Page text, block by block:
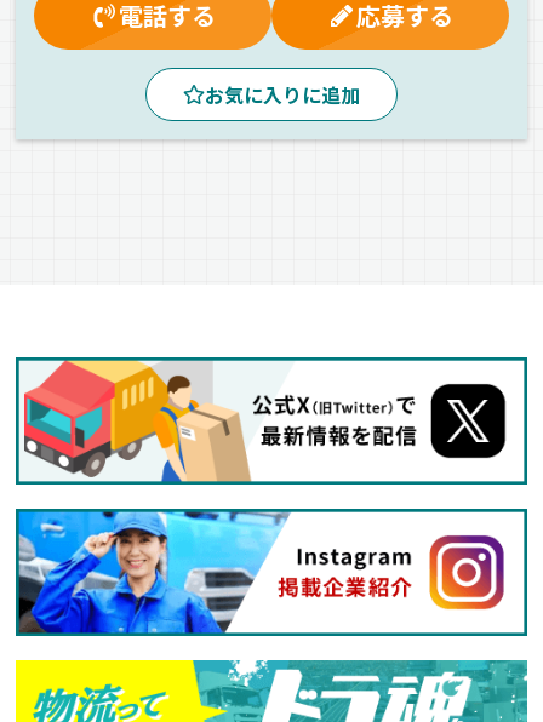
休日出勤割増金
業務手当 夕方 昼
朝
地場 1人1台専用車 新車
ドライブレコーダー
パレット輸送
バックアイモニター装備
エアサス
その他
電話する 応募する
お気に入りに追加